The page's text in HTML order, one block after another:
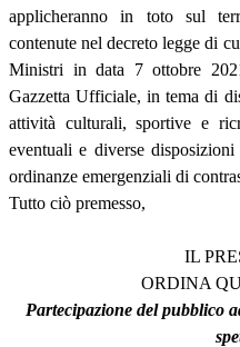
applicheranno in toto sul
contenute nel decreto legge di
Ministri in data 7 ottobre
Gazzetta Ufficiale, in tema di
attività culturali, sportive e
eventuali e diverse
ordinanze emergenziali di
Tutto ciò premesso,
IL
ORDINA
Partecipazione del pubblico